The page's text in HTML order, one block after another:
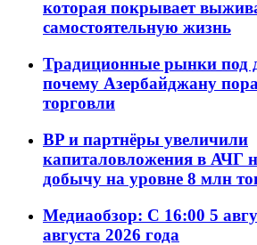
которая покрывает
самостоятельную жизнь
Традиционные рынки под
почему Азербайджану
торговли
BP и партнёры увеличили
капиталовложения в АЧГ
добычу на уровне 8 млн
Медиаобзор: С 16:00 5
августа 2026 года